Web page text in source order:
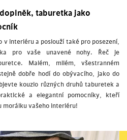
taburetka jako
v interiéru a poslouží také pro posezení,
pro vaše unavené nohy. Řeč je
Malém, milém, všestranném
dobře hodí do obývacího, jako do
kouzlo různých druhů taburetek a
a elegantní pomocníky, kteří
morálku vašeho interiéru!